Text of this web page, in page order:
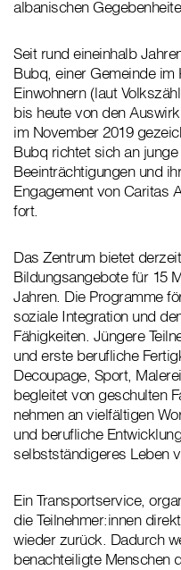
albanischen
Seit rund eineinhalb
Bubq, einer Gemeinde im
Einwohnern (laut
bis heute von den
im November 2019
Bubq richtet sich an
Beeinträchtigungen und
Engagement von Caritas
fort.
Das Zentrum bietet
Bildungsangebote für 15
Jahren. Die Programme
soziale Integration und
Fähigkeiten. Jüngere
und erste berufliche
Decoupage, Sport,
begleitet von geschulten
nehmen an vielfältigen
und berufliche
selbstständigeres Leben
Ein Transportservice,
die Teilnehmer:innen
wieder zurück. Dadurch
benachteiligte Menschen